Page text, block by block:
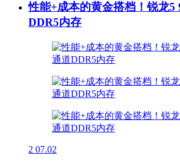
性能+成本的黄金搭档！锐龙5
DDR5内存
2 07.02